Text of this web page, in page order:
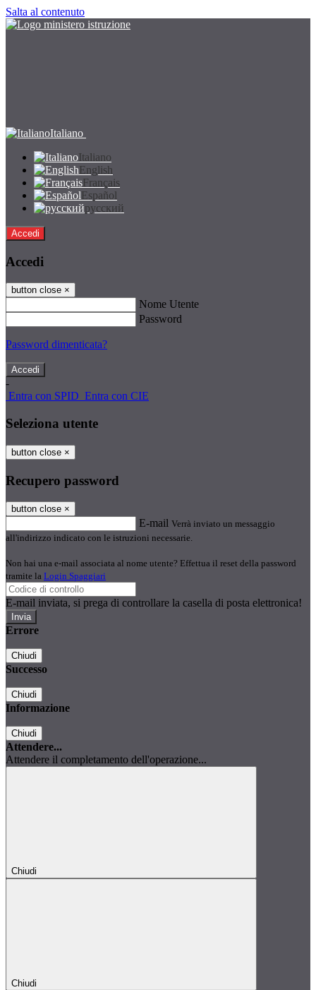
Salta al contenuto
Italiano
Italiano
English
Français
Español
русский
Accedi
Accedi
button close ×
Nome Utente
Password
Password dimenticata?
-
Entra con SPID Entra con CIE
Seleziona utente
button close ×
Recupero password
button close ×
E-mail Verrà inviato un messaggio
all'indirizzo indicato con le istruzioni necessarie.
Non hai una e-mail associata al nome utente? Effettua il reset della password
tramite la Login Spaggiari
E-mail inviata, si prega di controllare la casella di posta elettronica!
Errore
Chiudi
Successo
Chiudi
Informazione
Chiudi
Attendere...
Attendere il completamento dell'operazione...
Chiudi
Chiudi